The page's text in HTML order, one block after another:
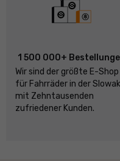
1 500 000+
Wir sind der größte E-Shop
für Fahrräder in der
mit Zehntausenden
zufriedener Kunden.